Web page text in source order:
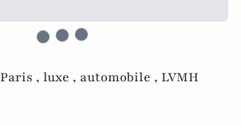
Paris , luxe , automobile , LVMH